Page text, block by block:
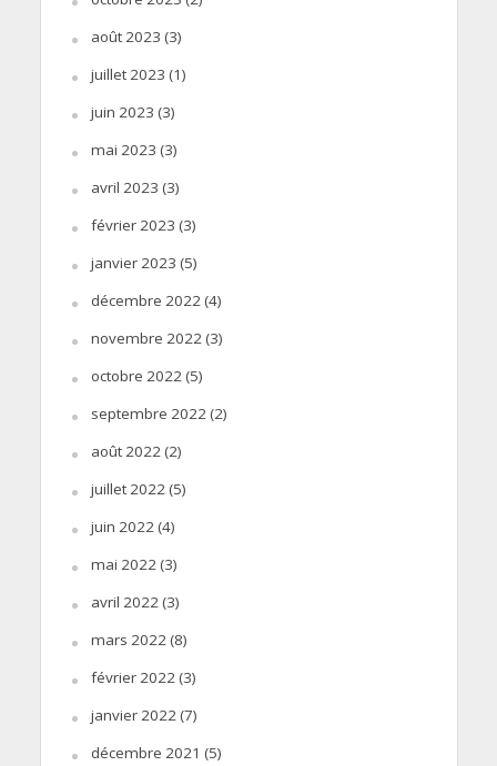
août 2023 (3)
juillet 2023 (1)
juin 2023 (3)
mai 2023 (3)
avril 2023 (3)
février 2023 (3)
janvier 2023 (5)
décembre 2022(4)
novembre 2022(3)
octobre 2022(5)
septembre 2022(2)
août 2022(2)
juillet 2022(5)
juin 2022(4)
mai 2022(3)
avril 2022(3)
mars 2022(8)
février 2022(3)
janvier 2022(7)
décembre 2021 (5)